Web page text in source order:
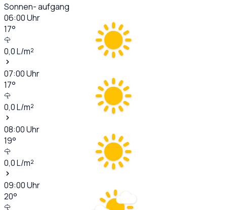
Sonnen- aufgang
06:00Uhr
17°
0,0L/m²
07:00Uhr
17°
0,0L/m²
08:00Uhr
19°
0,0L/m²
09:00Uhr
20°